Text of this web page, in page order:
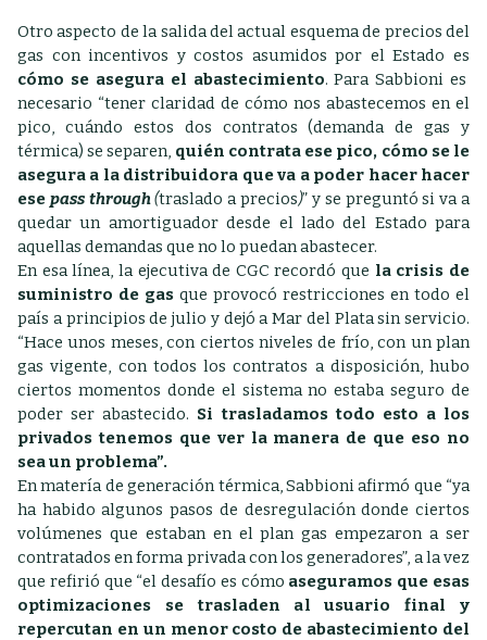
Otro aspecto de la salida del actual esquema de precios del
gas con incentivos y costos asumidos por el Estado es
cómo se asegura el abastecimiento. Para Sabbioni es
necesario “tener claridad de cómo nos abastecemos en el
pico, cuándo estos dos contratos (demanda de gas y
térmica) se separen, quién contrata ese pico, cómo se le
asegura a la distribuidora que va a poder hacer hacer
ese pass through(traslado a precios)” y se preguntó si va a
quedar un amortiguador desde el lado del Estado para
aquellas demandas que no lo puedan abastecer.
En esa línea, la ejecutiva de CGC recordó que la crisis de
suministro de gas que provocó restricciones en todo el
país a principios de julio y dejó a Mar del Plata sin servicio.
“Hace unos meses, con ciertos niveles de frío, con un plan
gas vigente, con todos los contratos a disposición, hubo
ciertos momentos donde el sistema no estaba seguro de
poder ser abastecido. Si trasladamos todo esto a los
privados tenemos que ver la manera de que eso no
sea un problema”.
En matería de generación térmica, Sabbioni afirmó que “ya
ha habido algunos pasos de desregulación donde ciertos
volúmenes que estaban en el plan gas empezaron a ser
contratados en forma privada con los generadores”, a la vez
que refirió que “el desafío es cómo aseguramos que esas
optimizaciones se trasladen al usuario final y
repercutan en un menor costo de abastecimiento del